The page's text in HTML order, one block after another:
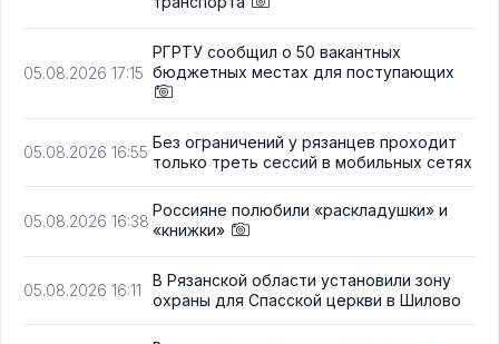
05.08.2026 17:15
РГРТУ сообщил о 50 вакантных
бюджетных местах для поступающих
05.08.2026 16:55
Без ограничений у рязанцев проходит
только треть сессий в мобильных сетях
05.08.2026 16:38
Россияне полюбили «раскладушки» и
«книжки»
05.08.2026 16:11
В Рязанской области установили зону
охраны для Спасской церкви в Шилово